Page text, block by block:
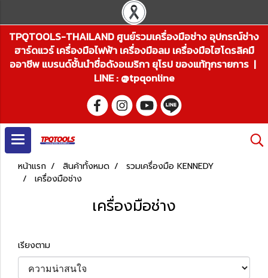
TPQTOOLS-THAILAND ศูนย์รวมเครื่องมือช่าง อุปกรณ์ช่าง
ฮาร์ดแวร์ เครื่องมือไฟฟ้า เครื่องมือลม เครื่องมือไฮโดรลิคมื
ออาชีพ แบรนด์ชั้นนำชื่อดังอเมริกา ยุโรป ของแท้ทุกรายการ |
LINE : @tpqonline
หน้าแรก สินค้าทั้งหมด
รวมเครื่องมือ KENNEDY
เครื่องมือช่าง
เครื่องมือช่าง
เรียงตาม